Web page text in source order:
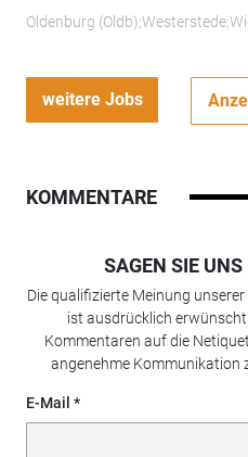
Oldenburg
weitere Jobs
KOMMENTARE
SAGEN SIE
Die qualifizierte Meinung
ist ausdrücklich
Kommentaren auf die
angenehme Kommunikation
E-Mail